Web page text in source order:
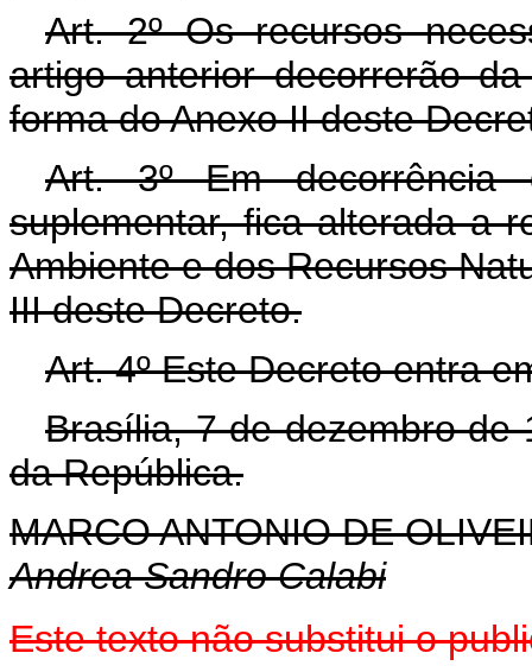
Art. 2º Os recursos
artigo anterior decorrerão
forma do Anexo II deste
Art. 3º Em decorrência
suplementar, fica alterada a
Ambiente e dos Recursos
III deste Decreto.
Art. 4º Este Decreto entra
Brasília, 7 de dezembro de
da República.
MARCO ANTONIO DE
Andrea Sandro Calabi
Este texto não substitui o